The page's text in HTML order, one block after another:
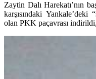
Zaytin Dalı Harekatı’nın
karşısındaki
olan PKK paçavrası